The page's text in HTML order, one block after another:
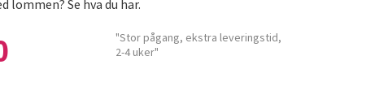
lommen? Se hva du har.
"Stor pågang, ekstra leveringstid,
2-4 uker"